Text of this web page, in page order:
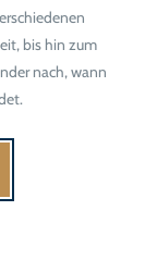
bis hin zum
nach, wann